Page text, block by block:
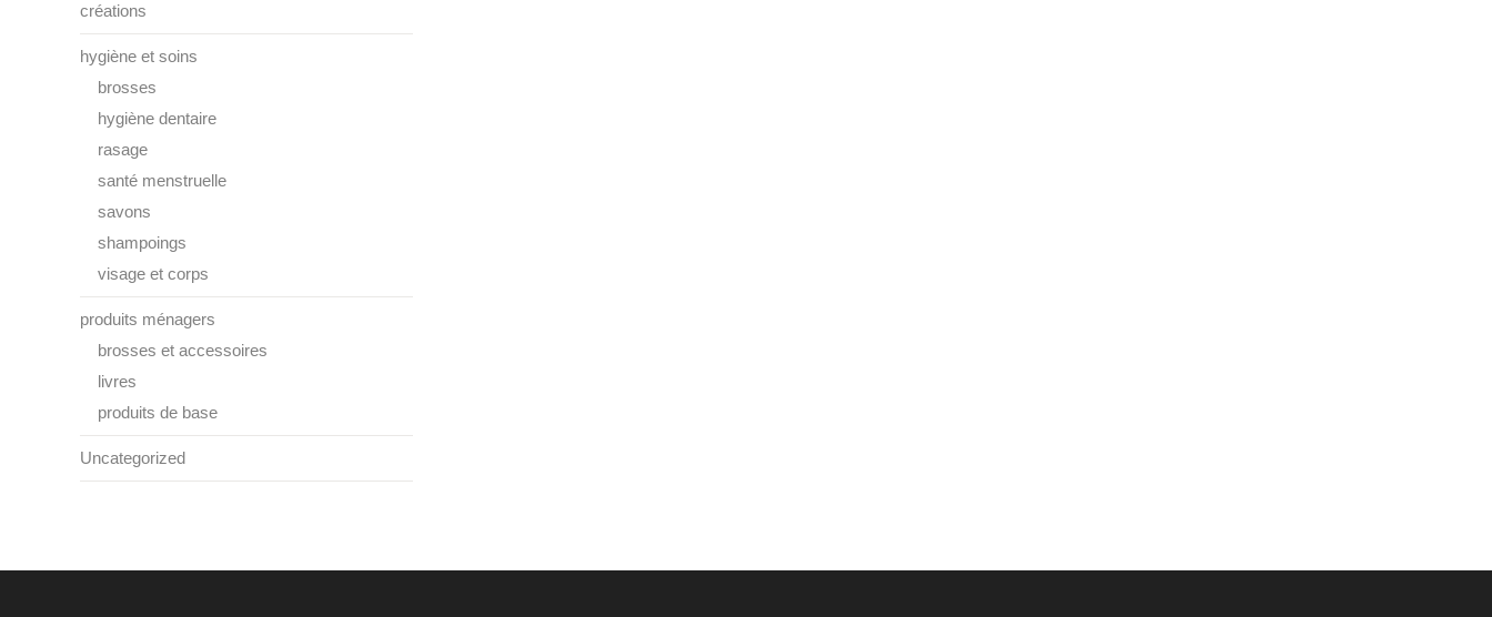
créations
hygiène et soins
brosses
hygiène dentaire
rasage
santé menstruelle
savons
shampoings
visage et corps
produits ménagers
brosses et accessoires
livres
produits de base
Uncategorized